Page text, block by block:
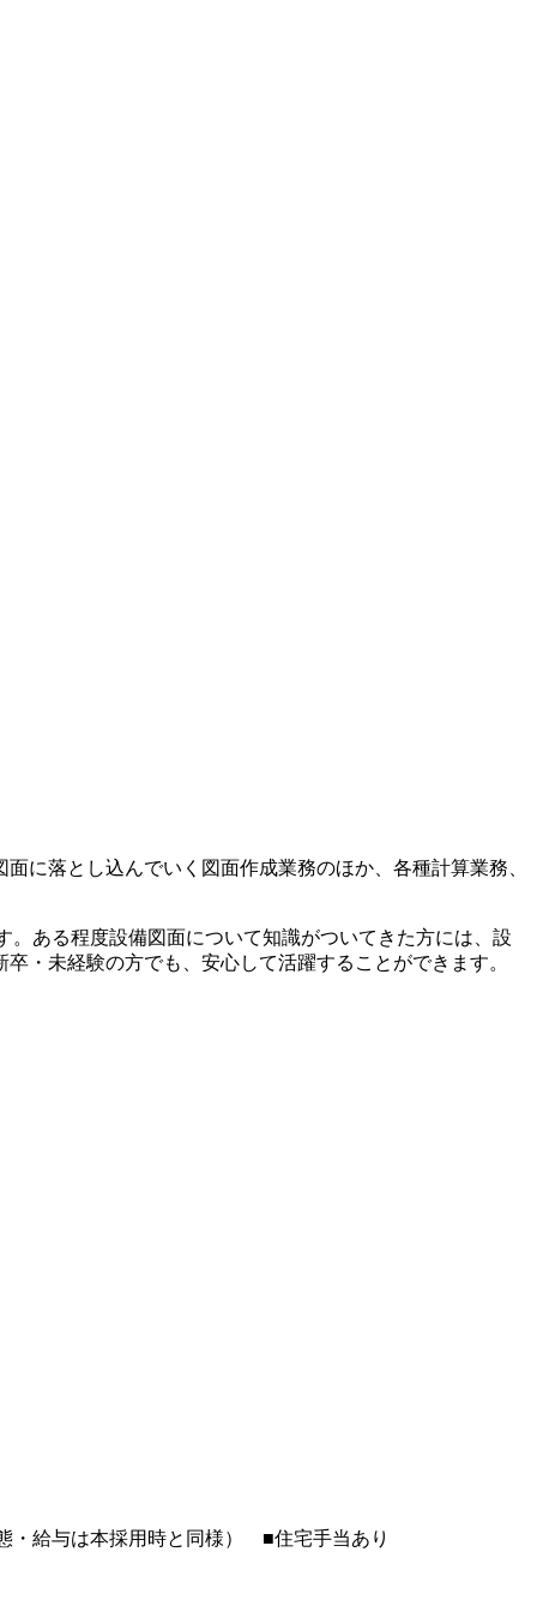
に落とし込んでいく図面作成業務のほか、各種計算業務、
ある程度設備図面について知識がついてきた方には、設
・未経験の方でも、安心して活躍することができます。
・給与は本採用時と同様） ■住宅手当あり